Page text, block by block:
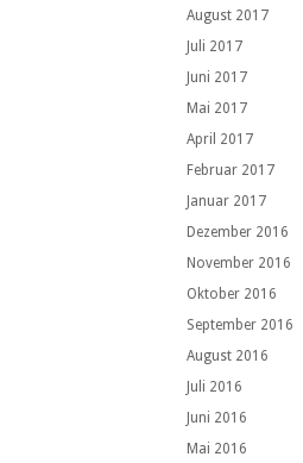
August 2017
Juli 2017
Juni 2017
Mai 2017
April 2017
Februar 2017
Januar 2017
Dezember 2016
November 2016
Oktober 2016
September 2016
August 2016
Juli 2016
Juni 2016
Mai 2016